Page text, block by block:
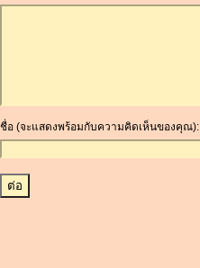
ARDR
BAM
ชื่อ (จะแสดงพร้อมกับความคิดเห็นของคุณ):